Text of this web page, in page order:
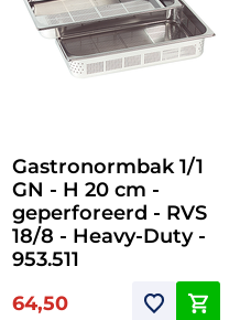
Gastronormbak 1/1
GN - H 20 cm -
geperforeerd - RVS
18/8 - Heavy-Duty -
953.511
64,50